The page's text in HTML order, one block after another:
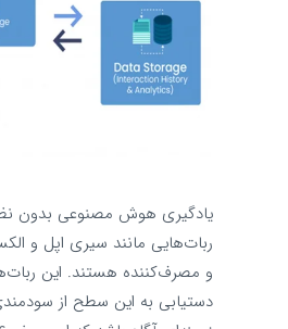
یادگیری هوش مصنوعی بدون
ربات‌هایی مانند سیری اپل و
و مصرف‌کننده هستند. این
دستیابی به این سطح از